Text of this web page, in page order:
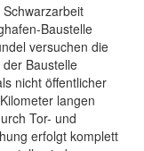
Baustelle
versuchen die
Baustelle
nicht öffentlicher
langen
Tor- und
erfolgt komplett